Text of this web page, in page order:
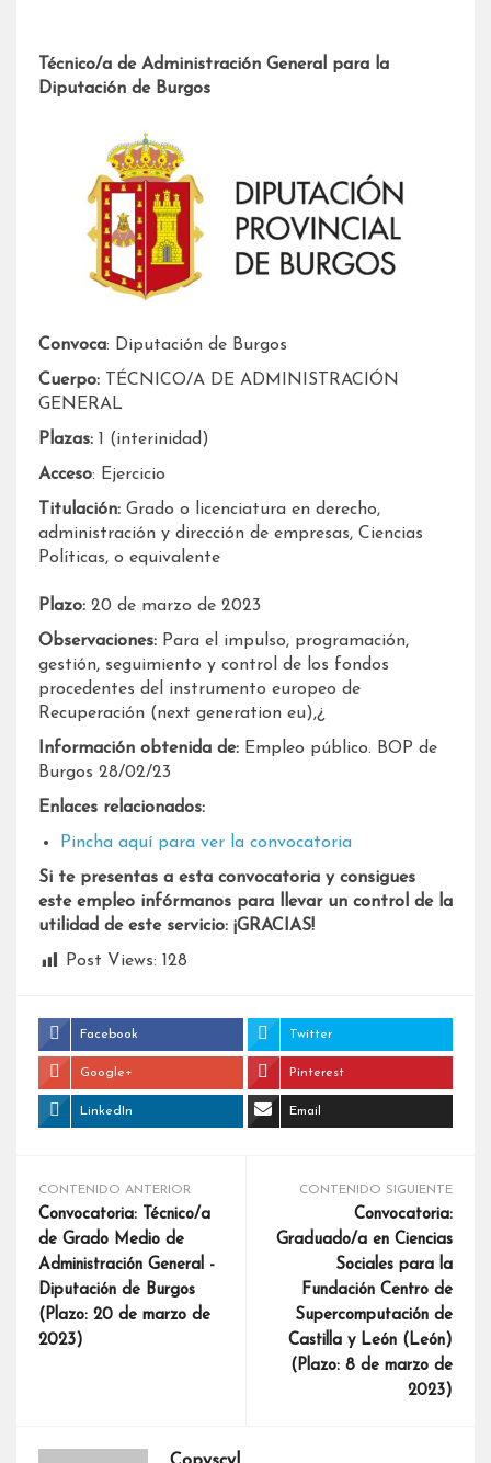
Técnico/a de Administración General para la
Diputación de Burgos
Convoca: Diputación de Burgos
Cuerpo: TÉCNICO/A DE ADMINISTRACIÓN
GENERAL
Plazas: 1 (interinidad)
Acceso: Ejercicio
Titulación: Grado o licenciatura en derecho,
administración y dirección de empresas, Ciencias
Políticas, o equivalente
Plazo: 20 de marzo de 2023
Observaciones: Para el impulso, programación,
gestión, seguimiento y control de los fondos
procedentes del instrumento europeo de
Recuperación (next generation eu),¿
Información obtenida de: Empleo público. BOP de
Burgos 28/02/23
Enlaces relacionados:
Pincha aquí para ver la convocatoria
Si te presentas a esta convocatoria y consigues
este empleo infórmanos para llevar un control de la
utilidad de este servicio: ¡GRACIAS!
Post Views: 128
Facebook Twitter
Google+ Pinterest
LinkedIn Email
CONTENIDO ANTERIOR
Convocatoria: Técnico/a
de Grado Medio de
Administración General -
Diputación de Burgos
(Plazo: 20 de marzo de
2023)
CONTENIDO SIGUIENTE
Convocatoria:
Graduado/a en Ciencias
Sociales para la
Fundación Centro de
Supercomputación de
Castilla y León (León)
(Plazo: 8 de marzo de
2023)